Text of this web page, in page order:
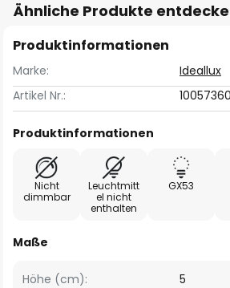
Ähnliche Produkte
Produktinformationen
Marke:
Ideallux
Artikel Nr.:
10057360
Produktinformationen
Nicht
dimmbar
Leuchtmitt
el nicht
enthalten
GX53
Maße
Höhe (cm): 5